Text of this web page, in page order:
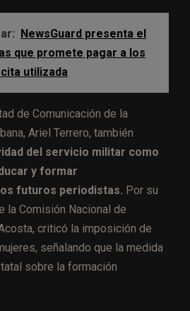
NewsGuard presenta el
que promete pagar a los
utilizada
de Comunicación de la
Ariel Terrero, también
del servicio militar como
y formar
futuros periodistas. Por su
la Comisión Nacional de
criticó la imposición de
señalando que la medida
sobre la formación